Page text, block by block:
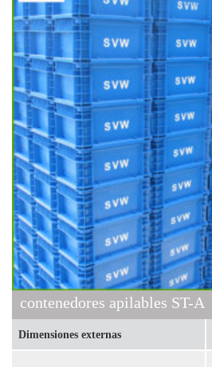
contenedores apilables ST-A
Dimensiones externas